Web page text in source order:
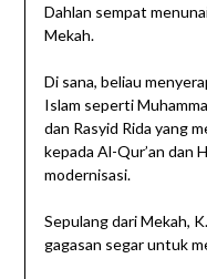
Dahlan sempat
Mekah.
Di sana, beliau
Islam seperti
dan Rasyid Rida yang
kepada Al-Qur’an dan
modernisasi.
Sepulang dari Mekah,
gagasan segar untuk